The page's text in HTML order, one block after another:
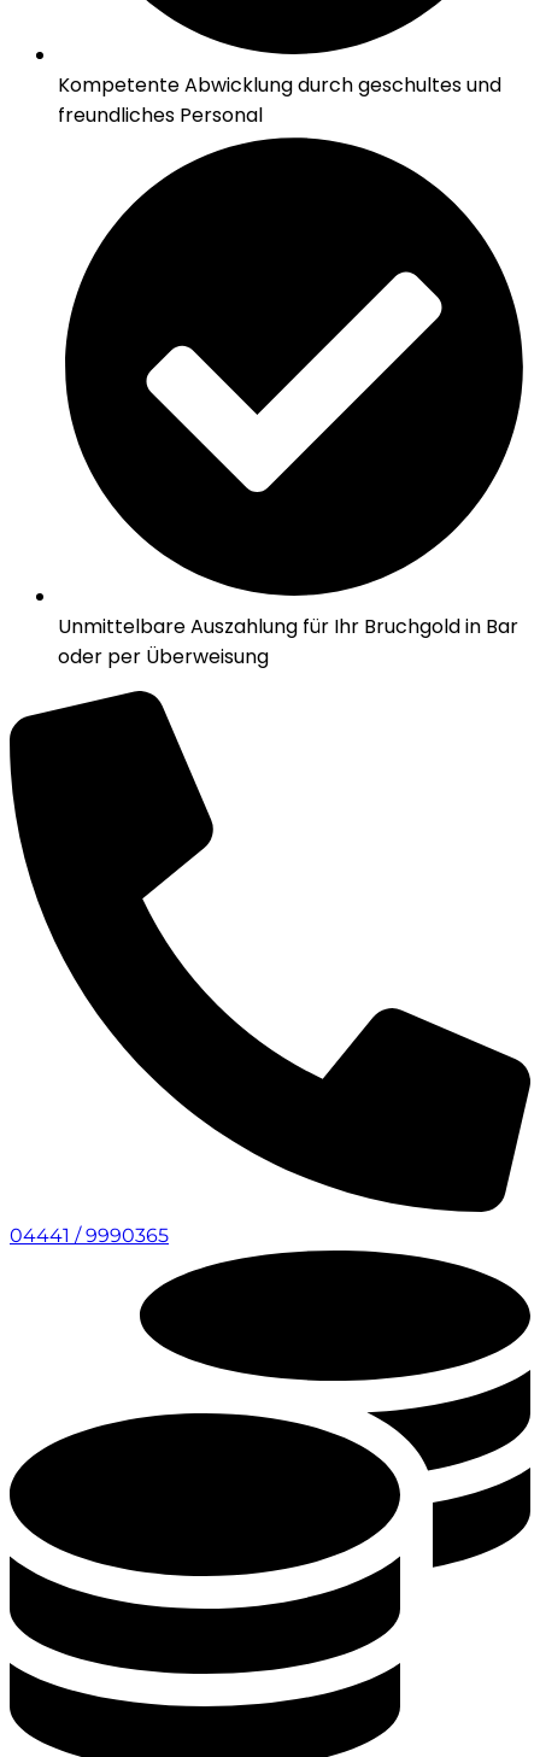
Kompetente Abwicklung durch geschultes und
freundliches Personal
Unmittelbare Auszahlung für Ihr Bruchgold in Bar
oder per Überweisung
04441 / 9990365